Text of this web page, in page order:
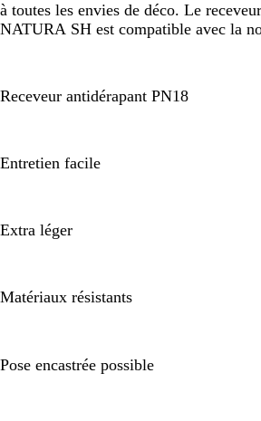
à toutes les envies de déco. Le
NATURA SH est compatible avec la
Receveur antidérapant PN18
Entretien facile
Extra léger
Matériaux résistants
Pose encastrée possible